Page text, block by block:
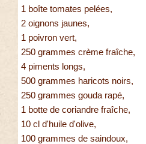
1 boîte tomates pelées,
2 oignons jaunes,
1 poivron vert,
250 grammes crème fraîche,
4 piments longs,
500 grammes haricots noirs,
250 grammes gouda rapé,
1 botte de coriandre fraîche,
10 cl d'huile d'olive,
100 grammes de saindoux,